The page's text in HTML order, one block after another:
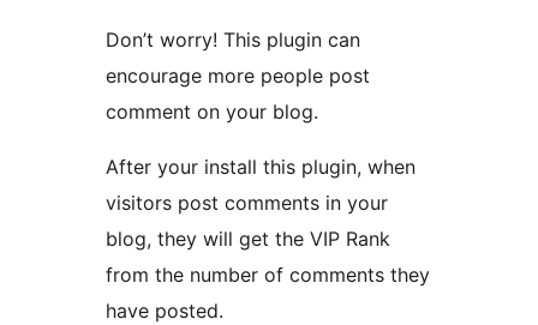
Don’t worry! This plugin can
encourage more people post
comment on your blog.
After your install this plugin, when
visitors post comments in your
blog, they will get the VIP Rank
from the number of comments they
have posted.